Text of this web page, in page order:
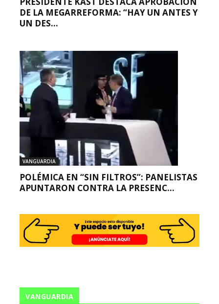
DE LA MEGARREFORMA: “HAY UN ANTES Y
UN DES...
VANGUARDIA
POLÉMICA EN “SIN FILTROS”: PANELISTAS
APUNTARON CONTRA LA PRESENC...
VANGUARDIA